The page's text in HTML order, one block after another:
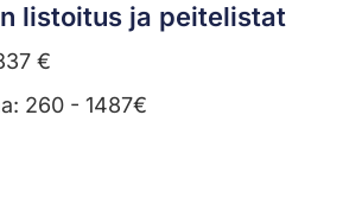
listoitus ja peitelistat
€
260 - 1487€